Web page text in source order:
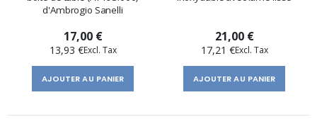
d'Ambrogio Sanelli
17,00 €
13,93 €
AJOUTER AU PANIER
21,00 €
17,21 €
AJOUTER AU PANIER